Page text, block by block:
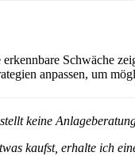
Schwäche
anpassen, um
keine
kaufst, erhalte ich